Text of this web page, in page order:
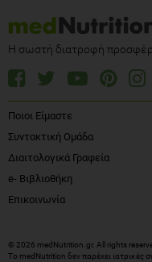
Η σωστή διατροφή
Ποιοι Είμαστε
Συντακτική Ομάδα
Διαιτολογικά Γραφεία
e- Βιβλιοθήκη
Επικοινωνία
© 2026 medNutrition.gr. All rights
Το medNutrition δεν παρέχει ιατρικές